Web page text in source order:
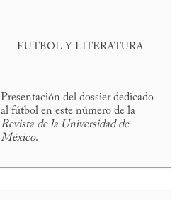
FUTBOL Y LITERATURA
Presentación del dossier dedicado
al fútbol en este número de la
Revista de la Universidad de
México.